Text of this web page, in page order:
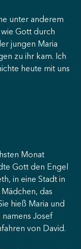
unter anderem
Gott durch
jungen Maria
zu ihr kam. Ich
heute mit uns
Monat
Gott den Engel
in eine Stadt in
das
hieß Maria und
Josef
von David.